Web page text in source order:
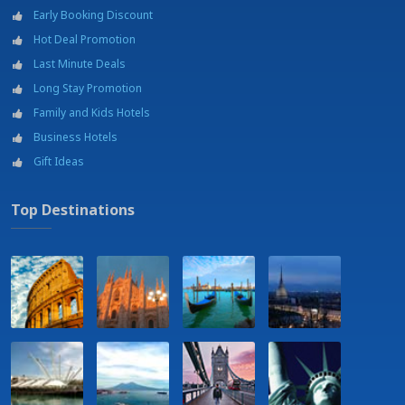
Salles de réunion
Stade de football - Stadio XXI Settembre - 3,5 Km
Université - Università degli Studi della Basilicata - 1,5 km
Early Booking Discount
Hot Deal Promotion
Last Minute Deals
Long Stay Promotion
Family and Kids Hotels
Business Hotels
Gift Ideas
Top Destinations